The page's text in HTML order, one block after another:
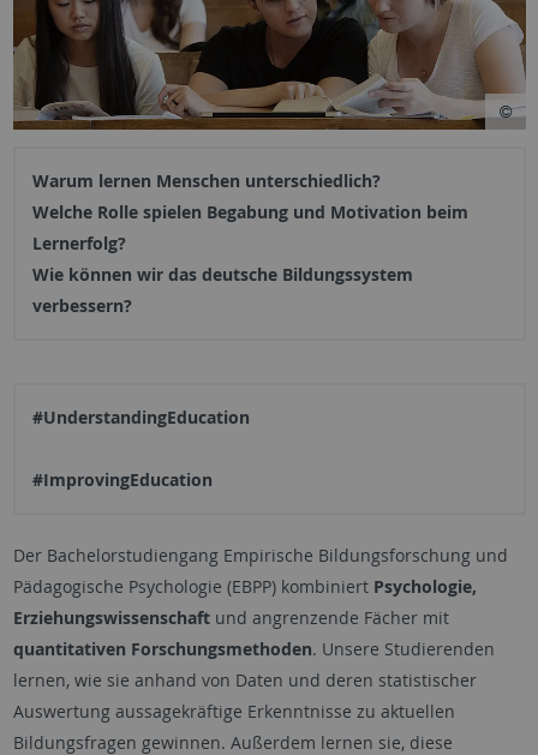
Warum lernen Menschen unterschiedlich?
Welche Rolle spielen Begabung und Motivation beim
Lernerfolg?
Wie können wir das deutsche Bildungssystem
verbessern?
#UnderstandingEducation
#ImprovingEducation
Der Bachelorstudiengang Empirische Bildungsforschung und
Pädagogische Psychologie (EBPP) kombiniert Psychologie,
Erziehungswissenschaft und angrenzende Fächer mit
quantitativen Forschungsmethoden. Unsere Studierenden
lernen, wie sie anhand von Daten und deren statistischer
Auswertung aussagekräftige Erkenntnisse zu aktuellen
Bildungsfragen gewinnen. Außerdem lernen sie, diese